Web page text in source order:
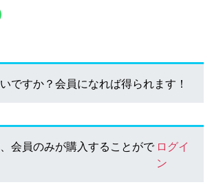
ですか？会員になれば得られます！
会員のみが購入することがで ログイ
ン